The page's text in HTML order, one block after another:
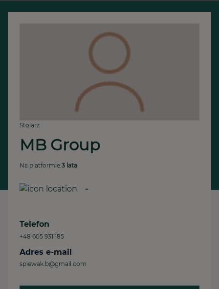
Stolarz
MB Group
Na platformie:3 lata
-
Telefon
+48 605 931 185
Adres e-mail
spiewak.b@gmail.com